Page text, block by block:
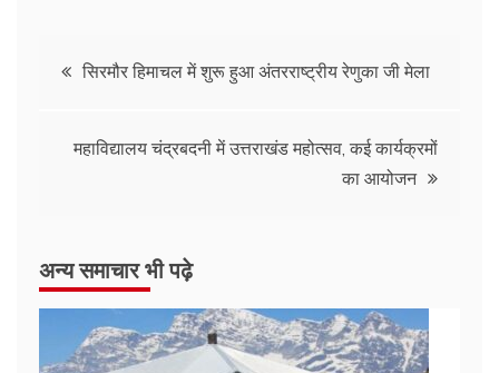
सिरमौर हिमाचल में शुरू हुआ अंतरराष्ट्रीय रेणुका जी मेला
महाविद्यालय चंद्रबदनी में उत्तराखंड महोत्सव, कई कार्यक्रमों
का आयोजन
अन्य समाचार भी पढ़े